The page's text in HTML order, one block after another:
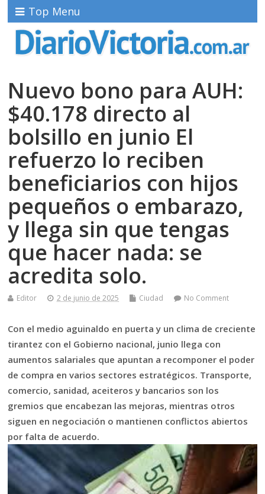
Top Menu
Nuevo bono para AUH:
$40.178 directo al
bolsillo en junio El
refuerzo lo reciben
beneficiarios con hijos
pequeños o embarazo,
y llega sin que tengas
que hacer nada: se
acredita solo.
Editor 2 de junio de 2025 Ciudad No Comment
Con el medio aguinaldo en puerta y un clima de creciente
tirantez con el Gobierno nacional, junio llega con
aumentos salariales que apuntan a recomponer el poder
de compra en varios sectores estratégicos. Transporte,
comercio, sanidad, aceiteros y bancarios son los
gremios que encabezan las mejoras, mientras otros
siguen en negociación o mantienen conflictos abiertos
por falta de acuerdo.